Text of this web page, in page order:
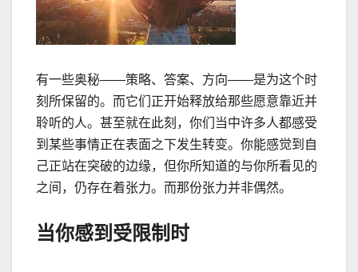
有一些奥秘——策略、答案、方向——是为这个时
刻所保留的。而它们正开始释放给那些愿意靠近并
聆听的人。甚至就在此刻，你们当中许多人都感受
到某些事情正在表面之下发生转变。你能感觉到自
己正站在突破的边缘，但你所知道的与你所看见的
之间，仍存在着张力。而那份张力并非偶然。
当你感到受限制时